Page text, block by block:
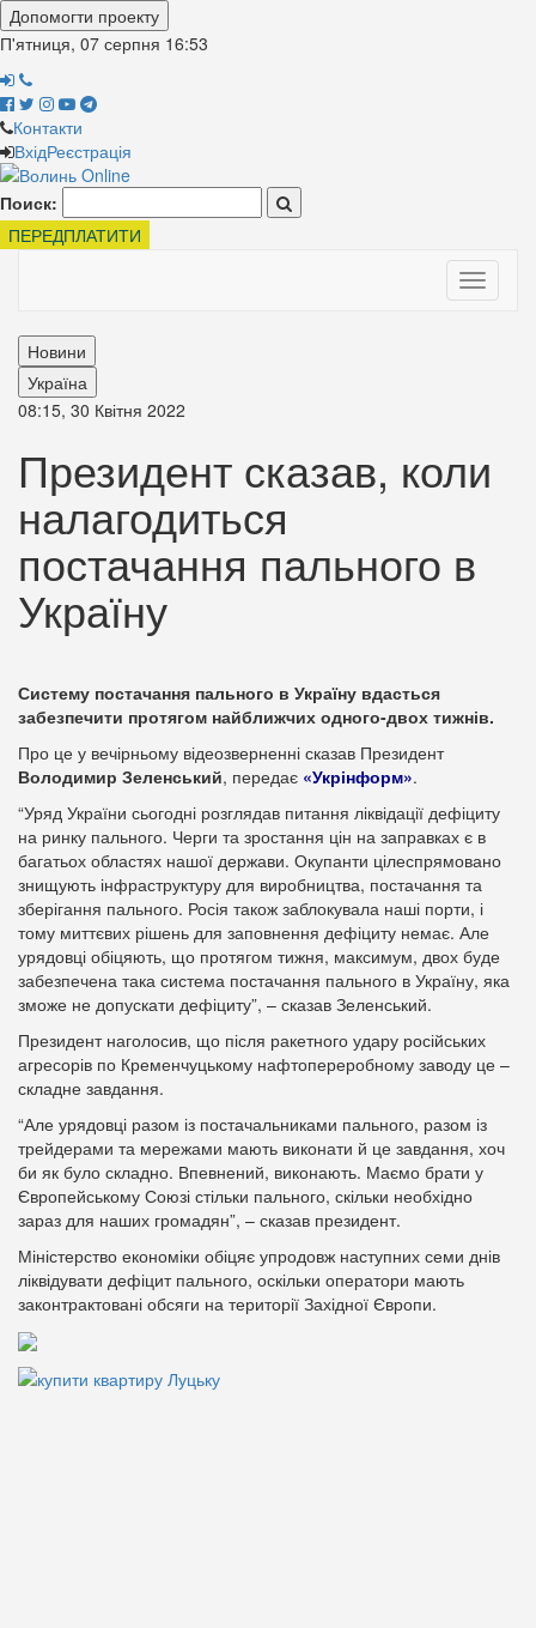
Допомогти проекту
П'ятниця, 07 серпня 16:53
Контакти
ВхідРеєстрація
Поиск:
ПЕРЕДПЛАТИТИ
Toggle
Новини
Україна
08:15, 30 Квітня 2022
Президент сказав, коли
налагодиться
постачання пального в
Україну
Систему постачання пального в Україну вдасться
забезпечити протягом найближчих одного-двох тижнів.
Про це у вечірньому відеозверненні сказав Президент
Володимир Зеленський, передає «Укрінформ».
“Уряд України сьогодні розглядав питання ліквідації дефіциту
на ринку пального. Черги та зростання цін на заправках є в
багатьох областях нашої держави. Окупанти цілеспрямовано
знищують інфраструктуру для виробництва, постачання та
зберігання пального. Росія також заблокувала наші порти, і
тому миттєвих рішень для заповнення дефіциту немає. Але
урядовці обіцяють, що протягом тижня, максимум, двох буде
забезпечена така система постачання пального в Україну, яка
зможе не допускати дефіциту”, – сказав Зеленський.
Президент наголосив, що після ракетного удару російських
агресорів по Кременчуцькому нафтопереробному заводу це –
складне завдання.
“Але урядовці разом із постачальниками пального, разом із
трейдерами та мережами мають виконати й це завдання, хоч
би як було складно. Впевнений, виконають. Маємо брати у
Європейському Союзі стільки пального, скільки необхідно
зараз для наших громадян”, – сказав президент.
Міністерство економіки обіцяє упродовж наступних семи днів
ліквідувати дефіцит пального, оскільки оператори мають
законтрактовані обсяги на території Західної Європи.